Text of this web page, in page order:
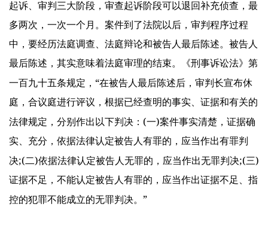
起诉、审判三大阶段，审查起诉阶段可以退回补充侦查，最
多两次，一次一个月。案件到了法院以后，审判程序过程
中，要经历法庭调查、法庭辩论和被告人最后陈述。被告人
最后陈述，其实意味着法庭审理的结束。《刑事诉讼法》第
一百九十五条规定， “在被告人最后陈述后， 审判长宣布休
庭，合议庭进行评议，根据已经查明的事实、证据和有关的
法律规定，分别作出以下判决： (一)案件事实清楚，证据确
实、充分，依据法律认定被告人有罪的，应当作出有罪判
决;(二)依据法律认定被告人无罪的，应当作出无罪判决;(三)
证据不足，不能认定被告人有罪的，应当作出证据不足、指
控的犯罪不能成立的无罪判决。 ”